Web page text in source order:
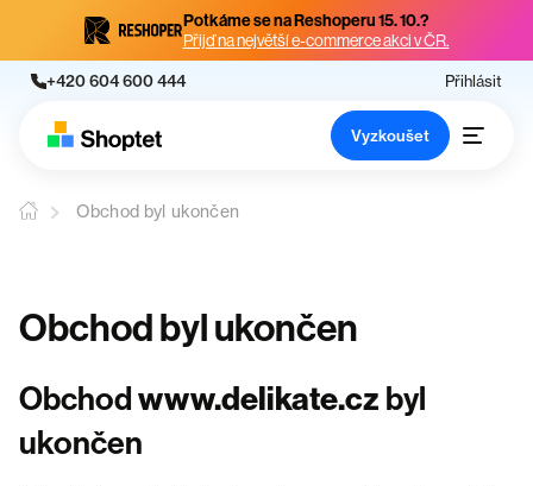
Potkáme se na Reshoperu 15. 10.?
Přijď na největší e-commerce akci v ČR.
+420 604 600 444 Přihlásit
Vyzkoušet
Obchod byl ukončen
Obchod byl ukončen
Obchodwww.delikate.cz byl
ukončen